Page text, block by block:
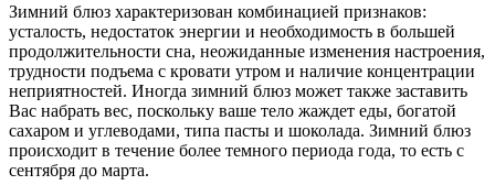
Зимний блюз характеризован комбинацией признаков:
усталость, недостаток энергии и необходимость в большей
продолжительности сна, неожиданные изменения настроения,
трудности подъема с кровати утром и наличие концентрации
неприятностей. Иногда зимний блюз может также заставить
Вас набрать вес, поскольку ваше тело жаждет еды, богатой
сахаром и углеводами, типа пасты и шоколада. Зимний блюз
происходит в течение более темного периода года, то есть с
сентября до марта.